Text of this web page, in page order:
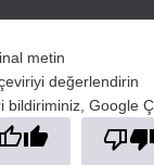
metin
değerlendirin
bildiriminiz, Google